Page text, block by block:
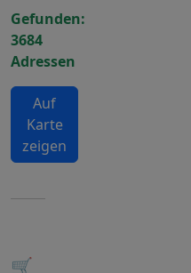
Gefunden:
3684
Adressen
Auf
Karte
zeigen
🛒